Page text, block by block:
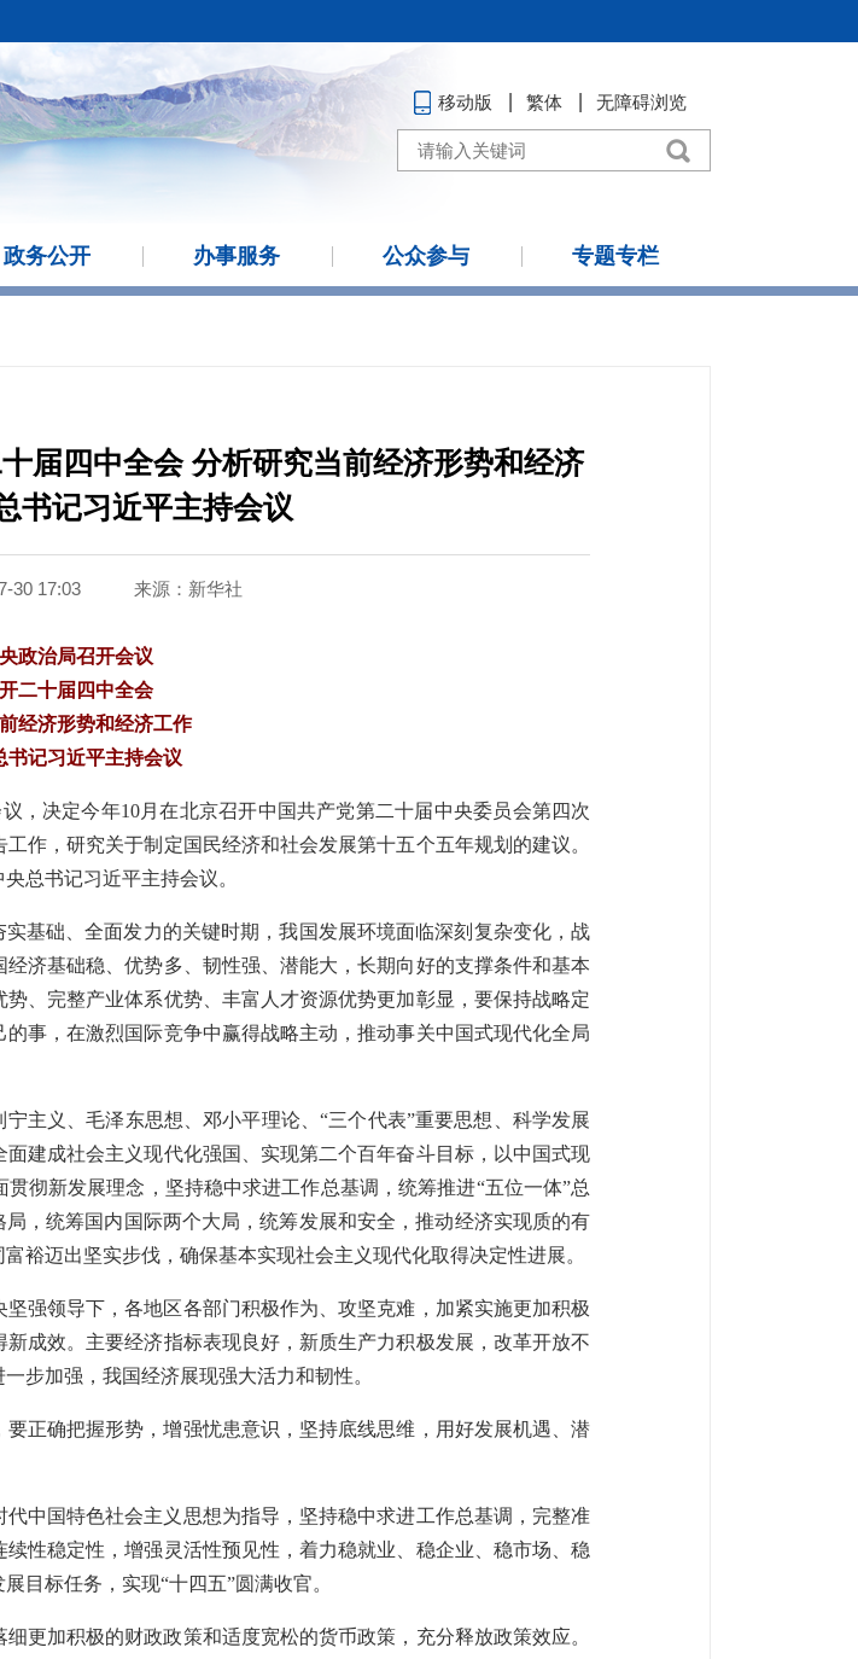
移动版 繁体 无障碍浏览
政务公开 办事服务 公众参与 专题专栏
届四中全会 分析研究当前经济形势和经济
书记习近平主持会议
30 17:03 来源： 新华社
政治局召开会议
二十届四中全会
经济形势和经济工作
书记习近平主持会议
，决定今年10月在北京召开中国共产党第二十届中央委员会第四次
作，研究关于制定国民经济和社会发展第十五个五年规划的建议。
总书记习近平主持会议。
基础、全面发力的关键时期，我国发展环境面临深刻复杂变化，战
济基础稳、优势多、韧性强、潜能大，长期向好的支撑条件和基本
、完整产业体系优势、丰富人才资源优势更加彰显，要保持战略定
事，在激烈国际竞争中赢得战略主动，推动事关中国式现代化全局
主义、毛泽东思想、邓小平理论、“三个代表”重要思想、科学发展
建成社会主义现代化强国、实现第二个百年奋斗目标，以中国式现
彻新发展理念，坚持稳中求进工作总基调，统筹推进“五位一体”总
，统筹国内国际两个大局，统筹发展和安全，推动经济实现质的有
裕迈出坚实步伐，确保基本实现社会主义现代化取得决定性进展。
强领导下，各地区各部门积极作为、攻坚克难，加紧实施更加积极
成效。主要经济指标表现良好，新质生产力积极发展，改革开放不
步加强，我国经济展现强大活力和韧性。
正确把握形势，增强忧患意识，坚持底线思维，用好发展机遇、潜
中国特色社会主义思想为指导，坚持稳中求进工作总基调，完整准
性稳定性，增强灵活性预见性，着力稳就业、稳企业、稳市场、稳
目标任务，实现“十四五”圆满收官。
更加积极的财政政策和适度宽松的货币政策，充分释放政策效应。